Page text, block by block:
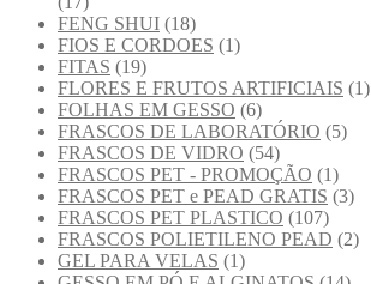
FENG SHUI (18)
FIOS E CORDOES (1)
FITAS (19)
FLORES E FRUTOS ARTIFICIAIS (1)
FOLHAS EM GESSO (6)
FRASCOS DE LABORATÓRIO (5)
FRASCOS DE VIDRO (54)
FRASCOS PET - PROMOÇÃO (1)
FRASCOS PET e PEAD GRATIS (3)
FRASCOS PET PLASTICO (107)
FRASCOS POLIETILENO PEAD (2)
GEL PARA VELAS (1)